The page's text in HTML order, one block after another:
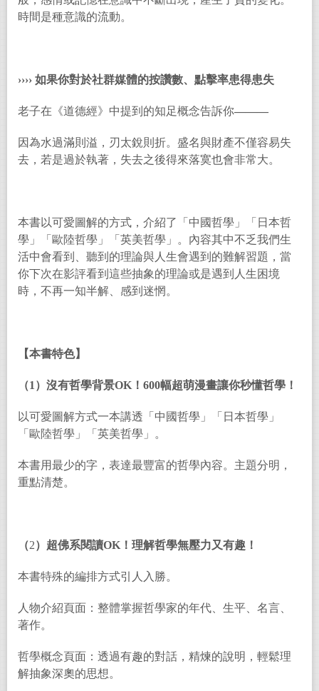
時間是種意識的流動。
›››› 如果你對於社群媒體的按讚數、點擊率患得患失
老子在《道德經》中提到的知足概念告訴你———
因為水過滿則溢，刃太銳則折。盛名與財產不僅容易失
去，若是過於執著，失去之後得來落寞也會非常大。
本書以可愛圖解的方式，介紹了「中國哲學」「日本哲
學」「歐陸哲學」「英美哲學」。內容其中不乏我們生
活中會看到、聽到的理論與人生會遇到的難解習題，當
你下次在影評看到這些抽象的理論或是遇到人生困境
時，不再一知半解、感到迷惘。
【本書特色】
（1）沒有哲學背景OK！600幅超萌漫畫讓你秒懂哲學！
以可愛圖解方式一本講透「中國哲學」「日本哲學」
「歐陸哲學」「英美哲學」。
本書用最少的字，表達最豐富的哲學內容。主題分明，
重點清楚。
（2）超佛系閱讀OK！理解哲學無壓力又有趣！
本書特殊的編排方式引人入勝。
人物介紹頁面：整體掌握哲學家的年代、生平、名言、
著作。
哲學概念頁面：透過有趣的對話，精煉的說明，輕鬆理
解抽象深奧的思想。